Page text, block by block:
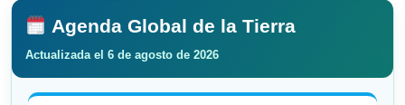
Agenda Global de la Tierra
Actualizada el 6 de agosto de 2026